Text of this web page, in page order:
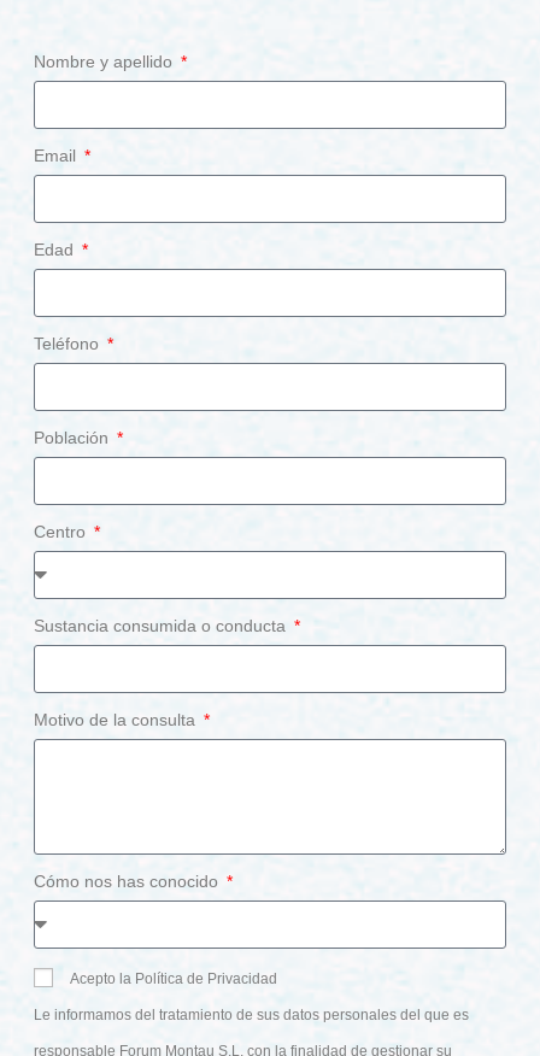
Nombre y apellido
Email
Edad
Teléfono
Población
Centro
Sustancia consumida o conducta
Motivo de la consulta
Cómo nos has conocido
Acepto la Política de Privacidad
Le informamos del tratamiento de sus datos personales del que es
responsable Forum Montau S.L, con la finalidad de gestionar su